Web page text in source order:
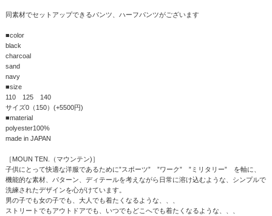
同素材でセットアップできるパンツ、ハーフパンツがございます
■color
black
charcoal
sand
navy
■size
110 125 140
サイズ0（150）(+5500円)
■material
polyester100%
made in JAPAN
［MOUN TEN.（マウンテン)］
子供にとって快適な洋服であるために”スポーツ” ”ワーク” ”ミリタリー” を軸に、
機能的な素材、パターン、ディテールを考えながら日常に溶け込むような、シンプルで
洗練されたデザインを心がけています。
男の子でも女の子でも、大人でも着たくなるような、、、
ストリートでもアウトドアでも、いつでもどこへでも着たくなるような、、、